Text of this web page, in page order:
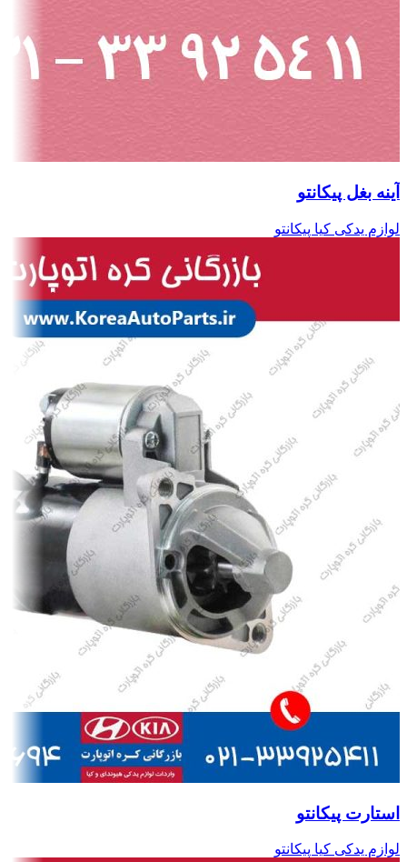
آینه بغل پیکانتو
لوازم یدکی کیا پیکانتو
استارت پیکانتو
لوازم یدکی کیا پیکانتو